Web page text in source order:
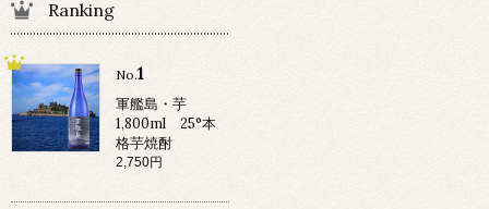
Ranking
No.1
軍艦島・芋
1,800ml 25°本
格芋焼酎
2,750円